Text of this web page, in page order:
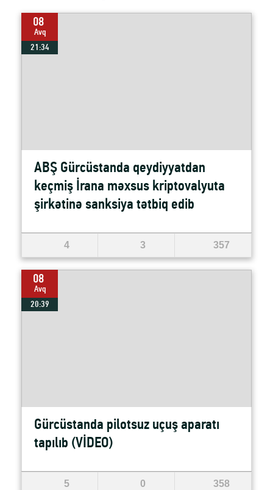
08
Avq
21:34
ABŞ Gürcüstanda qeydiyyatdan
keçmiş İrana məxsus kriptovalyuta
şirkətinə sanksiya tətbiq edib
4 3 357
08
Avq
20:39
Gürcüstanda pilotsuz uçuş aparatı
tapılıb (VİDEO)
5 0 358